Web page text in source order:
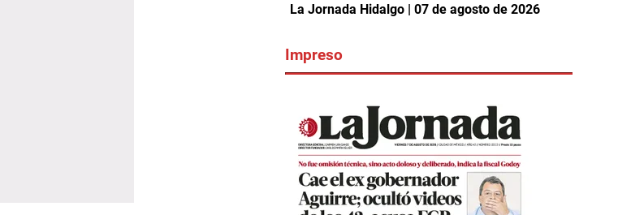
La Jornada Hidalgo | 07 de agosto de 2026
Impreso